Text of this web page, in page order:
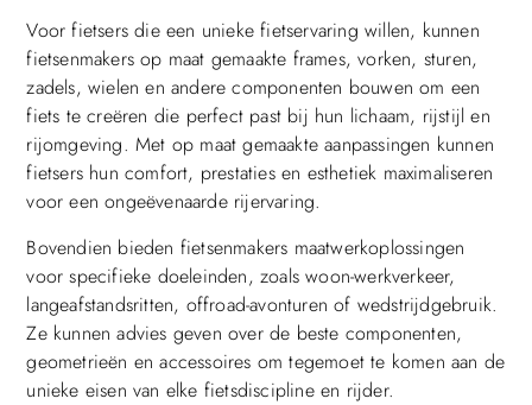
Voor fietsers die een unieke fietservaring willen, kunnen
fietsenmakers op maat gemaakte frames, vorken, sturen,
zadels, wielen en andere componenten bouwen om een
fiets te creëren die perfect past bij hun lichaam, rijstijl en
rijomgeving. Met op maat gemaakte aanpassingen kunnen
fietsers hun comfort, prestaties en esthetiek maximaliseren
voor een ongeëvenaarde rijervaring.
Bovendien bieden fietsenmakers maatwerkoplossingen
voor specifieke doeleinden, zoals woon-werkverkeer,
langeafstandsritten, offroad-avonturen of wedstrijdgebruik.
Ze kunnen advies geven over de beste componenten,
geometrieën en accessoires om tegemoet te komen aan de
unieke eisen van elke fietsdiscipline en rijder.